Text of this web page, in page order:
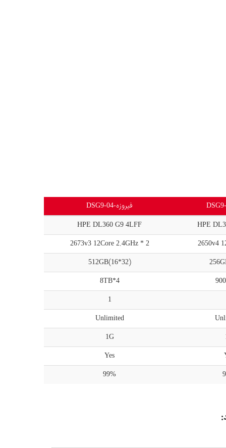
فیروزه-DSG9-04
HPE
HPE DL360 G9 4LFF
2650v4
2 * 2673v3 12Core 2.4GHz
512GB(16*32)
8TB*4
1
Unlimited
1G
Yes
99%